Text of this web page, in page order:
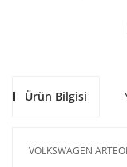
Ürün Bilgisi
VOLKSWAGEN